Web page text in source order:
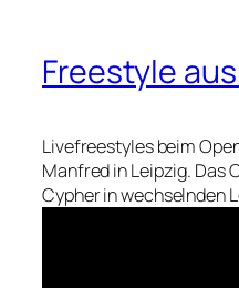
Freestyle
Livefreestyles beim
Manfred in Leipzig. Das
Cypher in wechselnden